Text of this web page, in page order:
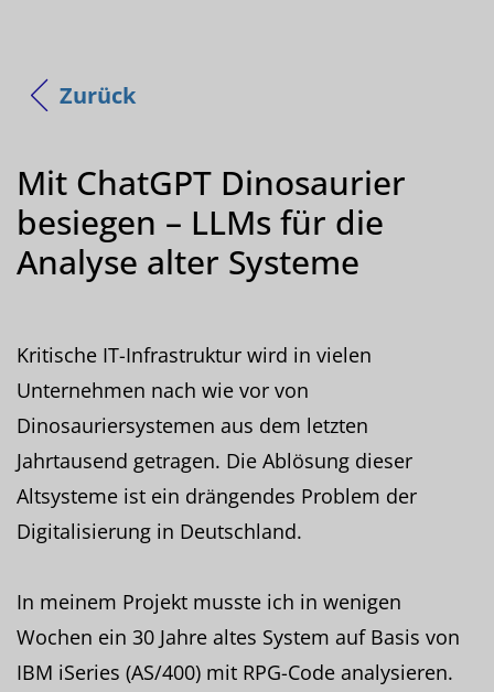
Zurück
Mit ChatGPT Dinosaurier
besiegen – LLMs für die
Analyse alter Systeme
Kritische IT-Infrastruktur wird in vielen
Unternehmen nach wie vor von
Dinosauriersystemen aus dem letzten
Jahrtausend getragen. Die Ablösung dieser
Altsysteme ist ein drängendes Problem der
Digitalisierung in Deutschland.
In meinem Projekt musste ich in wenigen
Wochen ein 30 Jahre altes System auf Basis von
IBM iSeries (AS/400) mit RPG-Code analysieren.